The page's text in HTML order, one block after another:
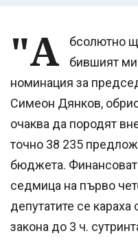
"А
бсолютно
бившият
номинация за
Симеон Дянков,
очаква да породят
точно 38 235
бюджета.
седмица на първо
депутатите се
закона до 3 ч.